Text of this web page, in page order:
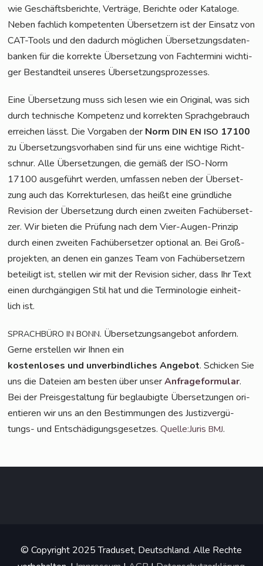
wie Geschäfts­be­rich­te, Ver­trä­ge, Berich­te oder Kata­lo­ge.
Neben fach­lich kom­pe­ten­ten Über­set­zern ist der Ein­satz von
CAT-Tools und den dadurch mög­li­chen Über­set­zungs­da­ten­
ban­ken für die kor­rek­te Über­set­zung von Fach­ter­mi­ni wich­ti­
ger Bestand­teil unse­res Übersetzungsprozesses.
Eine Über­set­zung muss sich lesen wie ein Ori­gi­nal, was sich
durch tech­ni­sche Kom­pe­tenz und kor­rek­ten Sprach­ge­brauch
errei­chen lässt. Die Vor­ga­ben der Norm DIN EN ISO 17100
zu Über­set­zungs­vor­ha­ben sind für uns eine wich­ti­ge Richt­
schnur. Alle Über­set­zun­gen, die gemäß der ISO-Norm
17100 aus­ge­führt wer­den, umfas­sen neben der Über­set­
zung auch das Kor­rek­tur­le­sen, das heißt eine gründ­li­che
Revi­si­on der Über­set­zung durch einen zwei­ten Fach­über­set­
zer. Wir bie­ten die Prü­fung nach dem Vier-Augen-Prin­zip
durch einen zwei­ten Fach­über­set­zer optio­nal an. Bei Groß­
pro­jek­ten, an denen ein gan­zes Team von Fach­über­set­zern
betei­ligt ist, stel­len wir mit der Revi­si­on sicher, dass Ihr Text
einen durch­gän­gi­gen Stil hat und die Ter­mi­no­lo­gie ein­heit­
lich ist.
SPRACHBÜRO IN BONN. Über­set­zungs­an­ge­bot anfordern.
Ger­ne erstel­len wir Ihnen ein
kos­ten­lo­ses und unver­bind­li­ches Ange­bot. Schi­cken Sie
uns die Datei­en am bes­ten über unserAnfra­ge­for­mu­lar.
Bei der Preis­ge­stal­tung für beglau­big­te Über­set­zun­gen ori­
en­tie­ren wir uns an den Bestim­mun­gen des Jus­tiz­ver­gü­
tungs- und Ent­schä­di­gungs­ge­set­zes.Quelle:JurisBMJ.
© Copyright 2025 Traduset, Deutschland. Alle Rechte